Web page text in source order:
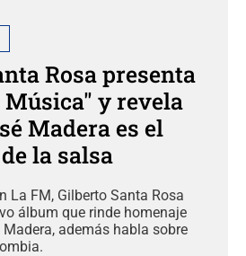
Rosa presenta
y revela
Madera es el
la salsa
La FM, Gilberto Santa Rosa
álbum que rinde homenaje
además habla sobre